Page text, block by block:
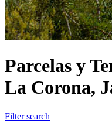
Parcelas y
La Corona,
Filter search